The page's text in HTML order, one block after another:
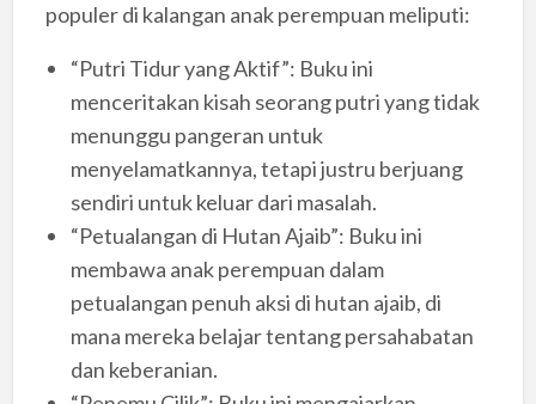
populer di kalangan anak perempuan meliputi:
“Putri Tidur yang Aktif”: Buku ini
menceritakan kisah seorang putri yang tidak
menunggu pangeran untuk
menyelamatkannya, tetapi justru berjuang
sendiri untuk keluar dari masalah.
“Petualangan di Hutan Ajaib”: Buku ini
membawa anak perempuan dalam
petualangan penuh aksi di hutan ajaib, di
mana mereka belajar tentang persahabatan
dan keberanian.